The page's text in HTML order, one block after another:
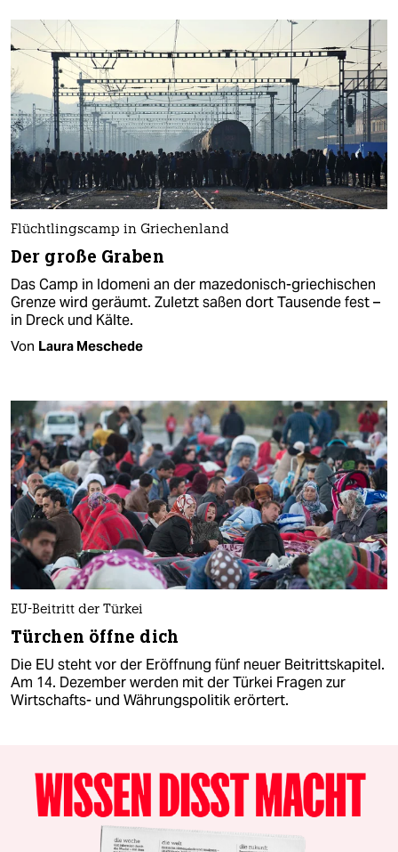
Flüchtlingscamp in Griechenland
Der große Graben
Das Camp in Idomeni an der mazedonisch-griechischen
Grenze wird geräumt. Zuletzt saßen dort Tausende fest –
in Dreck und Kälte.
Von Laura Meschede
EU-Beitritt der Türkei
Türchen öffne dich
Die EU steht vor der Eröffnung fünf neuer Beitrittskapitel.
Am 14. Dezember werden mit der Türkei Fragen zur
Wirtschafts- und Währungspolitik erörtert.